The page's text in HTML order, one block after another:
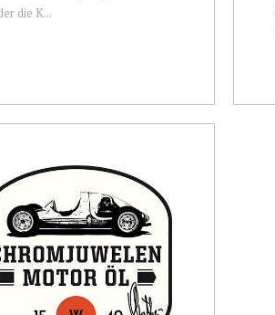
die K...